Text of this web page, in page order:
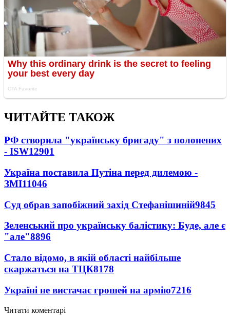
ЧИТАЙТЕ ТАКОЖ
РФ створила "українську бригаду" з полонених
- ISW12901
Україна поставила Путіна перед дилемою -
ЗМІ11046
Суд обрав запобіжний захід Стефанішиній9845
Зеленський про українську балістику: Буде, але є
"але"8896
Стало відомо, в якій області найбільше
скаржаться на ТЦК8178
Україні не вистачає грошей на армію7216
Читати коментарі